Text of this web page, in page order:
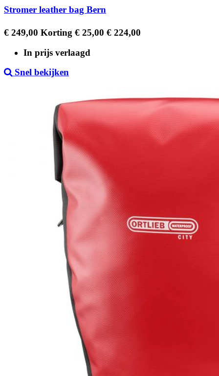
Stromer leather bag Bern
Regular
€ 249,00 Korting € 25,00 Prijs
€ 224,00
In prijs verlaagd
Snel bekijken